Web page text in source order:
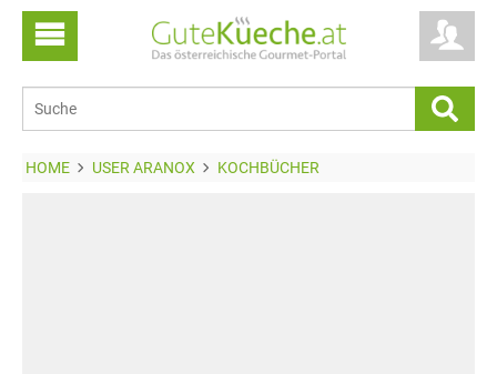
HOME USER ARANOX KOCHBÜCHER